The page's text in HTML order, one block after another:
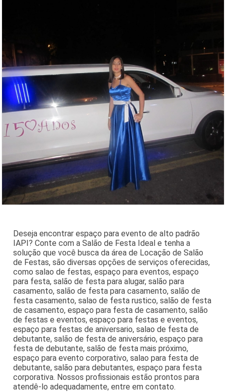
Deseja encontrar espaço para evento de alto padrão
IAPI? Conte com a Salão de Festa Ideal e tenha a
solução que você busca da área de Locação de Salão
de Festas, são diversas opções de serviços oferecidas,
como salao de festas, espaço para eventos, espaço
para festa, salão de festa para alugar, salão para
casamento, salão de festa para casamento, salão de
festa casamento, salao de festa rustico, salão de festa
de casamento, espaço para festa de casamento, salão
de festas e eventos, espaço para festas e eventos,
espaço para festas de aniversario, salao de festa de
debutante, salão de festa de aniversário, espaço para
festa de debutante, salão de festa mais próximo,
espaço para evento corporativo, salao para festa de
debutante, salão para debutantes, espaço para festa
corporativa. Nossos profissionais estão prontos para
atendê-lo adequadamente, entre em contato.